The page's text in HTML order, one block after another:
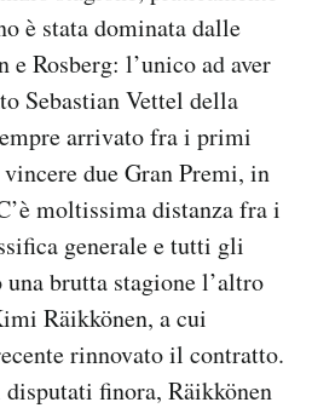
è stata dominata dalle
Rosberg: l’unico ad aver
Sebastian Vettel della
arrivato fra i primi
due Gran Premi, in
moltissima distanza fra i
generale e tutti gli
brutta stagione l’altro
Räikkönen, a cui
rinnovato il contratto.
finora, Räikkönen